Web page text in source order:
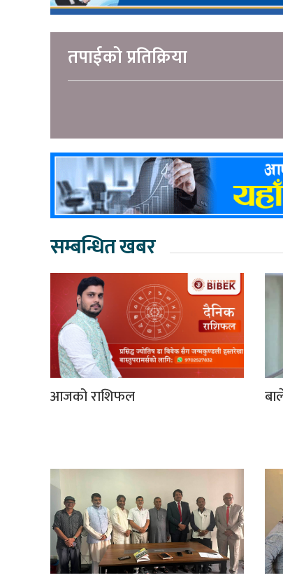
तपाईको प्रतिक्रिया
सम्बन्धित खबर
आजको राशिफल